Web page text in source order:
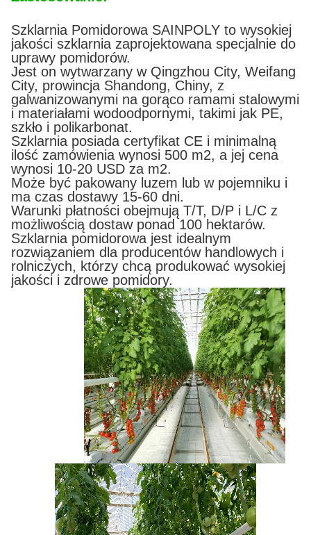
Szklarnia Pomidorowa SAINPOLY to wysokiej
jakości szklarnia zaprojektowana specjalnie do
uprawy pomidorów.
Jest on wytwarzany w Qingzhou City, Weifang
City, prowincja Shandong, Chiny, z
galwanizowanymi na gorąco ramami stalowymi
i materiałami wodoodpornymi, takimi jak PE,
szkło i polikarbonat.
Szklarnia posiada certyfikat CE i minimalną
ilość zamówienia wynosi 500 m2, a jej cena
wynosi 10-20 USD za m2.
Może być pakowany luzem lub w pojemniku i
ma czas dostawy 15-60 dni.
Warunki płatności obejmują T/T, D/P i L/C z
możliwością dostaw ponad 100 hektarów.
Szklarnia pomidorowa jest idealnym
rozwiązaniem dla producentów handlowych i
rolniczych, którzy chcą produkować wysokiej
jakości i zdrowe pomidory.